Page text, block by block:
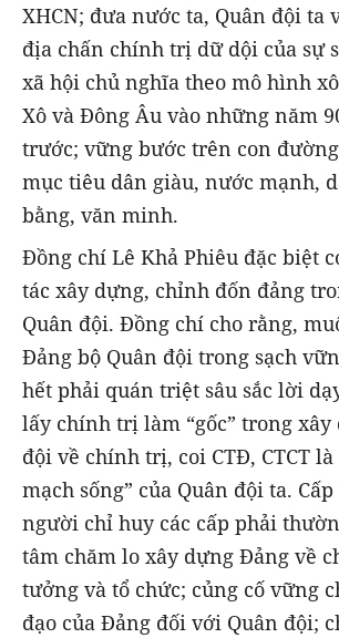
XHCN; đưa nước ta, Quân đội ta
địa chấn chính trị dữ dội của sự
xã hội chủ nghĩa theo mô hình
Xô và Đông Âu vào những năm
trước; vững bước trên con
mục tiêu dân giàu, nước mạnh,
bằng, văn minh.
Đồng chí Lê Khả Phiêu đặc biệt
tác xây dựng, chỉnh đốn đảng
Quân đội. Đồng chí cho rằng,
Đảng bộ Quân đội trong sạch
hết phải quán triệt sâu sắc lời
lấy chính trị làm “gốc” trong xây
đội về chính trị, coi CTĐ, CTCT
mạch sống” của Quân đội ta.
người chỉ huy các cấp phải
tâm chăm lo xây dựng Đảng về
tưởng và tổ chức; củng cố vững
đạo của Đảng đối với Quân đội;